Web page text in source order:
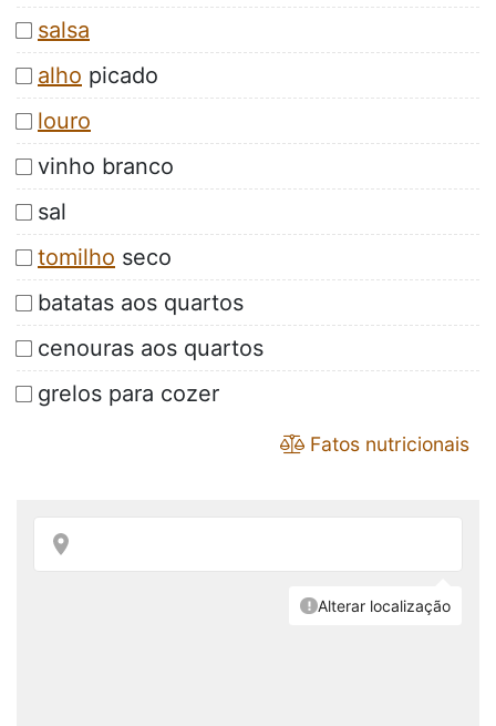
salsa
alho picado
louro
vinho branco
sal
tomilho seco
batatas aos quartos
cenouras aos quartos
grelos para cozer
Fatos nutricionais